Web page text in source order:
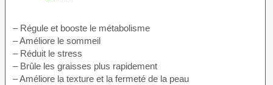
– Régule et booste le métabolisme
– Améliore le sommeil
– Réduit le stress
– Brûle les graisses plus rapidement
– Améliore la texture et la fermeté de la peau